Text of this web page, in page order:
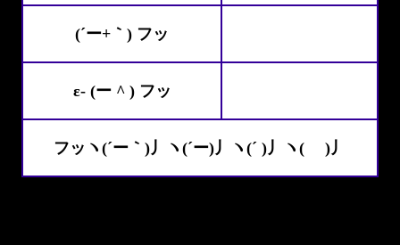
(´ー+｀) フッ
ε- (ー ^ ) フッ
フッヽ(´ー｀)丿ヽ(´ー)丿ヽ(´ )丿ヽ( )丿